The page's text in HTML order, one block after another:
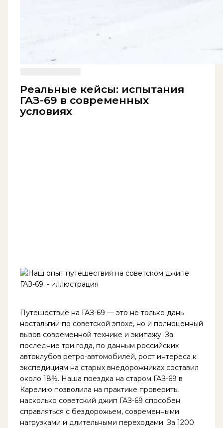
Реальные кейсы: испытания
ГАЗ-69 в современных
условиях
Путешествие на ГАЗ-69 — это не только дань
ностальгии по советской эпохе, но и полноценный
вызов современной технике и экипажу. За
последние три года, по данным российских
автоклубов ретро-автомобилей, рост интереса к
экспедициям на старых внедорожниках составил
около 18%. Наша поездка на старом ГАЗ-69 в
Карелию позволила на практике проверить,
насколько советский джип ГАЗ-69 способен
справляться с бездорожьем, современными
нагрузками и длительными переходами. За 1200